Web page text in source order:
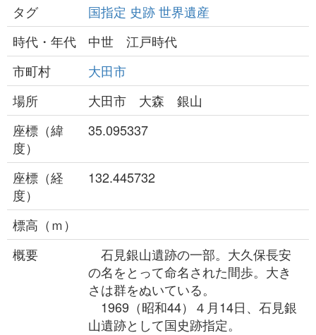
タグ
国指定 史跡世界遺産
時代・年代
中世 江戸時代
市町村
大田市
場所
大田市 大森 銀山
座標（緯
度）
35.095337
座標（経
度）
132.445732
標高（ｍ）
概要
石見銀山遺跡の一部。大久保長安
の名をとって命名された間歩。大き
さは群をぬいている。
1969（昭和44）４月14日、石見銀
山遺跡として国史跡指定。